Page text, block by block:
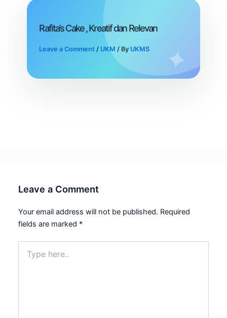
Rafita’s Cake , Kreatif dan Relevan
Leave a Comment / UKM / By UKMS
Leave a Comment
Your email address will not be published. Required
fields are marked *
here..